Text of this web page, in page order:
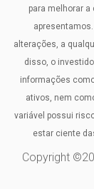
para melhorar
alterações, a
disso, o
informações
ativos, nem
variável possui
estar ciente
Copyright ©